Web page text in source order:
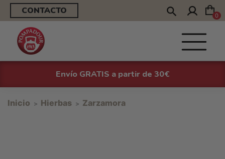
CONTACTO 0
Envío GRATIS a partir de 30€
Inicio Hierbas Zarzamora